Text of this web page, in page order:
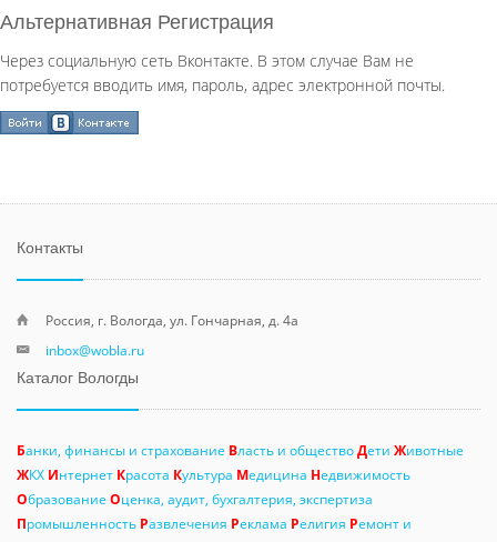
Альтернативная Регистрация
Через социальную сеть Вконтакте. В этом случае Вам не
потребуется вводить имя, пароль, адрес электронной почты.
Контакты
Россия, г. Вологда, ул. Гончарная, д. 4а
inbox@wobla.ru
Каталог Вологды
Банки, финансы и страхование Власть и обществоДети Животные
ЖКХ Интернет Красота Культура Медицина Недвижимость
Образование Оценка, аудит, бухгалтерия, экспертиза
Промышленность Развлечения Реклама Религия Ремонт и